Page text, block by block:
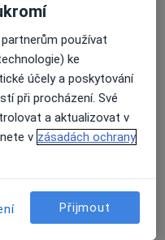
urodynamické
moči)
00
v nové záložce
používat
ke
účely a poskytování
při procházení. Své
a aktualizovat v
v zásadách ochrany
Přijmout